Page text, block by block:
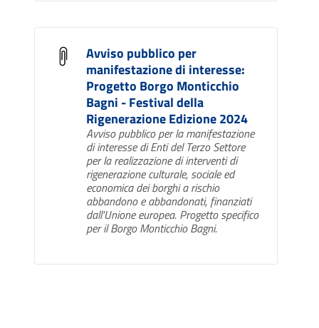
Avviso pubblico per
manifestazione di interesse:
Progetto Borgo Monticchio
Bagni - Festival della
Rigenerazione Edizione 2024
Avviso pubblico per la manifestazione
di interesse di Enti del Terzo Settore
per la realizzazione di interventi di
rigenerazione culturale, sociale ed
economica dei borghi a rischio
abbandono e abbandonati, finanziati
dall'Unione europea. Progetto specifico
per il Borgo Monticchio Bagni.